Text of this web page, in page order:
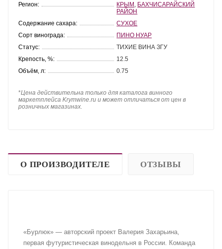
Регион:
КРЫМ БАХЧИСАРАЙСКИЙ
РАЙОН
Содержание сахара:
СУХОЕ
Сорт винограда:
ПИНО НУАР
Статус:
ТИХИЕ ВИНА ЗГУ
Крепость, %:
12.5
Объём, л:
0.75
*Цена действительна только для каталога винного
маркетплейса Krymwine.ru и может отличаться от цен в
розничных магазинах.
О ПРОИЗВОДИТЕЛЕ ОТЗЫВЫ
«Бурлюк» — авторский проект Валерия Захарьина,
первая футуристическая винодельня в России. Команда